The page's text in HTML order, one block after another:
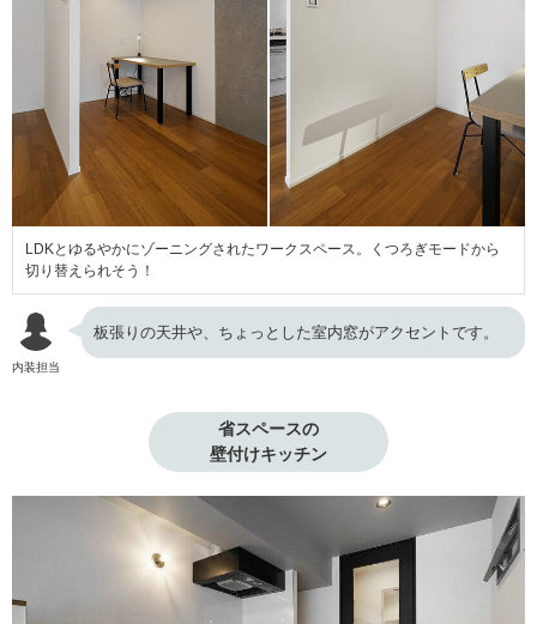
LDKとゆるやかにゾーニングされたワークスペース。くつろぎモードから
切り替えられそう！
内装担当
板張りの天井や、ちょっとした室内窓がアクセントです。
省スペースの
壁付けキッチン